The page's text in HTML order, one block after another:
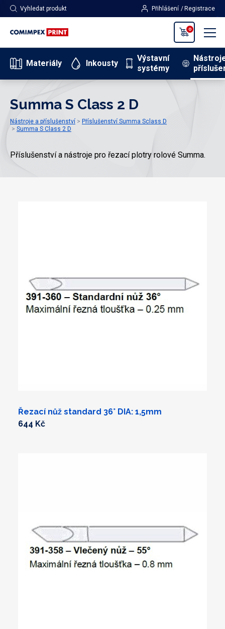
Vyhledat produkt Přihlášení Registrace
0
Materiály Inkousty
Výstavní
systémy
Summa S Class 2 D
Nástroje a příslušenství
Příslušenství Summa Sclass D
Summa S Class 2 D
Příslušenství a nástroje pro řezací plotry rolové Summa.
Řezací nůž standard 36° DIA: 1,5mm
644 Kč